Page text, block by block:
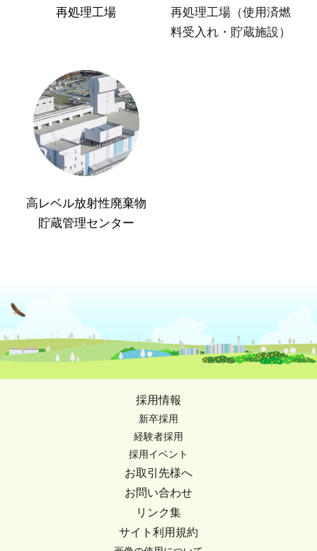
再処理工場
再処理工場（使用済燃
料受入れ・貯蔵施設）
高レベル放射性廃棄物
貯蔵管理センター
採用情報
新卒採用
経験者採用
採用イベント
お取引先様へ
お問い合わせ
リンク集
サイト利用規約